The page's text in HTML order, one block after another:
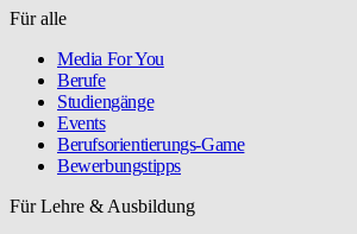
Für alle
Media For You
Berufe
Studiengänge
Events
Berufsorientierungs-Game
Bewerbungstipps
Für Lehre & Ausbildung